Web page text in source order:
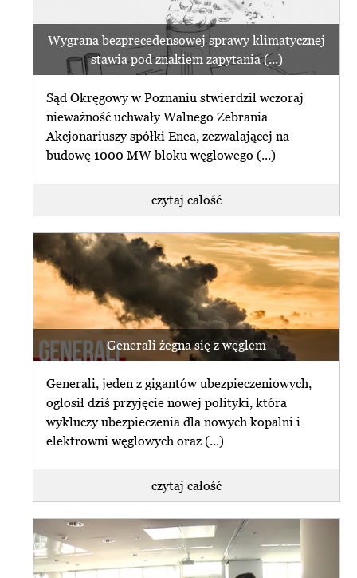
Wygrana bezprecedensowej sprawy klimatycznej
stawia pod znakiem zapytania (...)
Sąd Okręgowy w Poznaniu stwierdził wczoraj
nieważność uchwały Walnego Zebrania
Akcjonariuszy spółki Enea, zezwalającej na
budowę 1000 MW bloku węglowego (...)
czytaj całość
Generali żegna się z węglem
Generali, jeden z gigantów ubezpieczeniowych,
ogłosił dziś przyjęcie nowej polityki, która
wykluczy ubezpieczenia dla nowych kopalni i
elektrowni węglowych oraz (...)
czytaj całość